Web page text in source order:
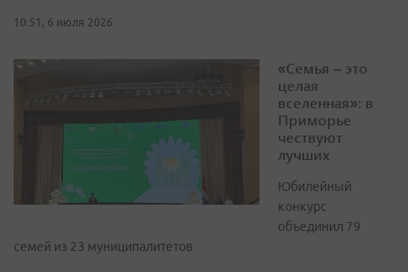
10:51, 6 июля 2026
«Семья – это
целая
вселенная»: в
Приморье
чествуют
лучших
Юбилейный
конкурс
объединил 79
семей из 23 муниципалитетов